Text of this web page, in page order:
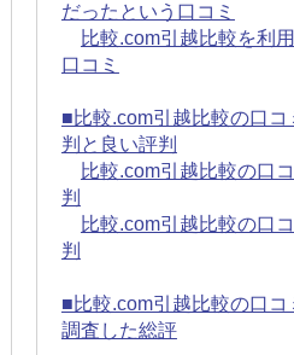
だったという口コミ
比較.com引越比較を利
口コミ
■比較.com引越比較の口
判と良い評判
比較.com引越比較の口
判
比較.com引越比較の口
判
■比較.com引越比較の口
調査した総評